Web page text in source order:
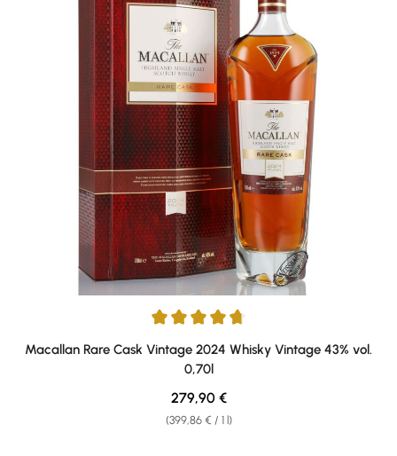
Average rating of 4.8 out of 5 stars
Macallan Rare Cask Vintage 2024 Whisky Vintage 43% vol.
0,70l
(399,86 € / 1 l)
Regular price:
279,90 €